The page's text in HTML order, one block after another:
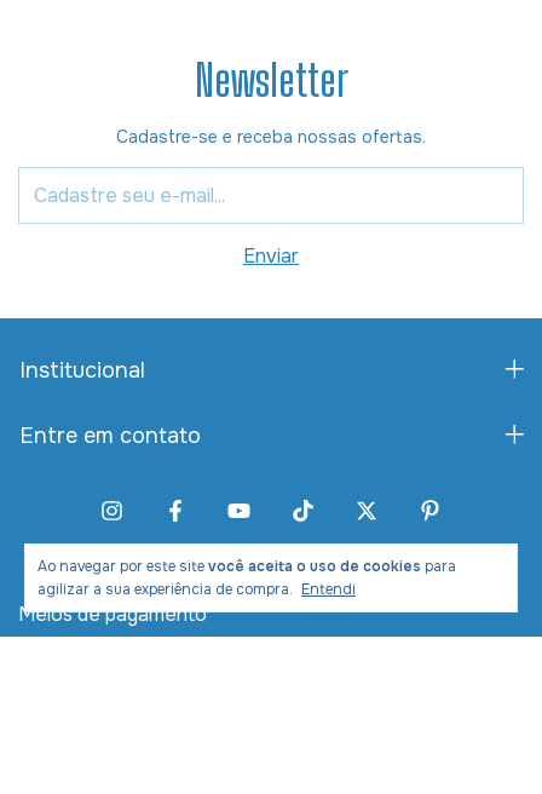
Ao navegar por este sitevocê aceita o uso de cookies para
agilizar a sua experiência de compra. Entendi
Newsletter
Cadastre-se e receba nossas ofertas.
Institucional
Entre em contato
Meios de pagamento